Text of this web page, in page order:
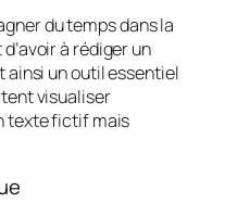
du temps dans la
à rédiger un
ainsi un outil essentiel
visualiser
texte fictif mais